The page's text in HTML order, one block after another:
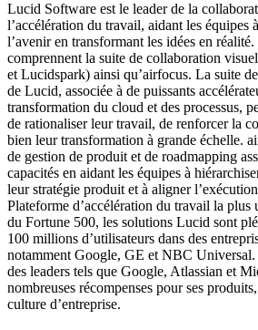
Lucid Software est le leader de la
l’accélération du travail, aidant les équipes
l’avenir en transformant les idées en
comprennent la suite de collaboration
et Lucidspark) ainsi qu’airfocus. La suite
de Lucid, associée à de puissants
transformation du cloud et des processus,
de rationaliser leur travail, de renforcer la
bien leur transformation à grande échelle.
de gestion de produit et de roadmapping
capacités en aidant les équipes à
leur stratégie produit et à aligner
Plateforme d’accélération du travail la plus
du Fortune 500, les solutions Lucid sont
100 millions d’utilisateurs dans des
notamment Google, GE et NBC
des leaders tels que Google, Atlassian et
nombreuses récompenses pour ses
culture d’entreprise.